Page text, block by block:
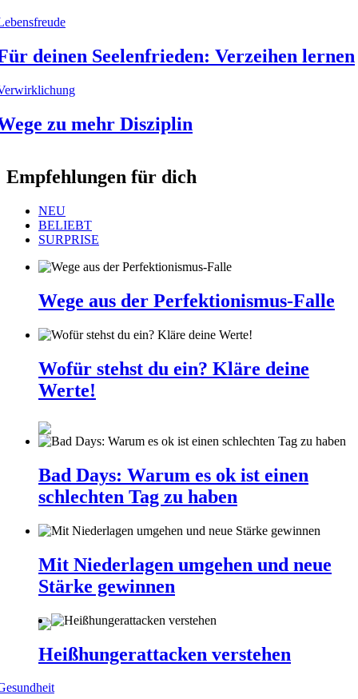
deinen Seelenfrieden: Verzeihen lernen
zu mehr Disziplin
Empfehlungen für dich
NEU
BELIEBT
SURPRISE
Wege aus der Perfektionismus-Falle
Wofür stehst du ein? Kläre deine
Werte!
Bad Days: Warum es ok ist einen
schlechten Tag zu haben
Mit Niederlagen umgehen und neue
Stärke gewinnen
Heißhungerattacken verstehen